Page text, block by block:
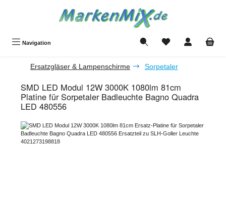
Navigation Du hast 0 Produkte
Ersatzgläser & Lampenschirme Sorpetaler
SMD LED Modul 12W 3000K 1080lm 81cm
Platine für Sorpetaler Badleuchte Bagno Quadra
LED 480556
Bildergalerie überspringen